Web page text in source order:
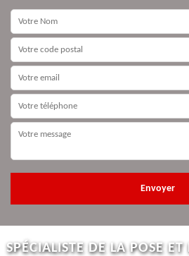
SPÉCIALISTE DE LA POSE